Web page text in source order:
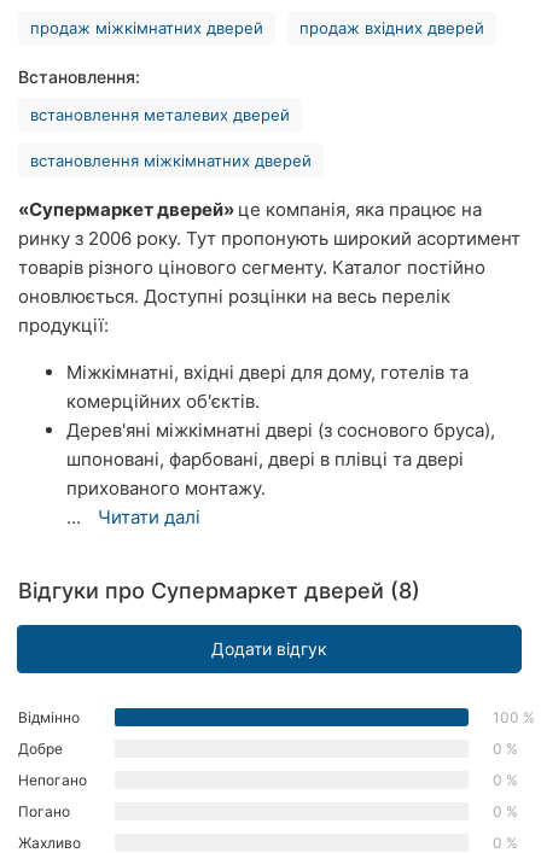
Полтава
Чернігів
Черкаси
Чернівці
Суми
Івано-
Франківськ
Луцьк
Карпати
продаж міжкімнатних дверей продаж вхідних дверей
Встановлення:
встановлення металевих дверей
встановлення міжкімнатних дверей
«Супермаркет дверей» це компанія, яка працює на
ринку з 2006 року. Тут пропонують широкий асортимент
товарів різного цінового сегменту. Каталог постійно
оновлюється. Доступні розцінки на весь перелік
продукції:
Міжкімнатні, вхідні двері для дому, готелів та
комерційних об'єктів.
Дерев'яні міжкімнатні двері (з соснового бруса),
шпоновані, фарбовані, двері в плівці та двері
прихованого монтажу.
...
Читати далі
Відгуки про Супермаркет дверей (8)
Додати відгук
Відмінно
100 %
Добре
0 %
Непогано
0 %
Погано
0 %
Жахливо
0 %